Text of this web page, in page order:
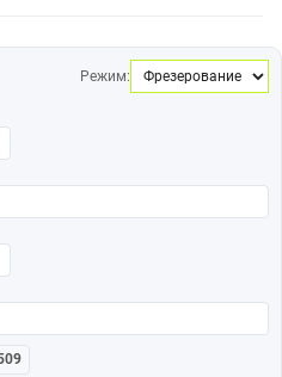
Режим: